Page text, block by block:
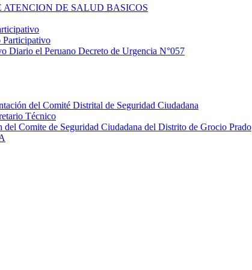
DE SALUD BASICOS
Participativo
Diario el Peruano Decreto de Urgencia N°057
del Comité Distrital de Seguridad Ciudadana
Técnico
Comite de Seguridad Ciudadana del Distrito de Grocio Prado